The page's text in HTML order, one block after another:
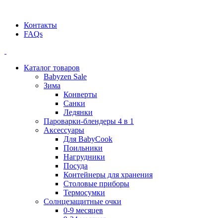
Контакты
FAQs
Каталог товаров
Babyzen Sale
Зима
Конверты
Санки
Ледянки
Пароварки-блендеры 4 в 1
Аксессуары
Для BabyCook
Поильники
Нагрудники
Посуда
Контейнеры для хранения
Столовые приборы
Термосумки
Солнцезащитные очки
0-9 месяцев